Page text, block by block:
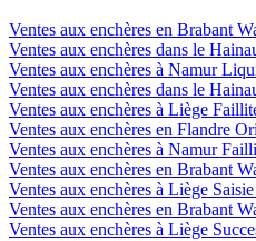
Ventes aux enchères en Brabant
Ventes aux enchères dans le
Ventes aux enchères à Namur
Ventes aux enchères dans le
Ventes aux enchères à Liège
Ventes aux enchères en Flandre
Ventes aux enchères à Namur
Ventes aux enchères en Brabant
Ventes aux enchères à Liège
Ventes aux enchères en Brabant
Ventes aux enchères à Liège